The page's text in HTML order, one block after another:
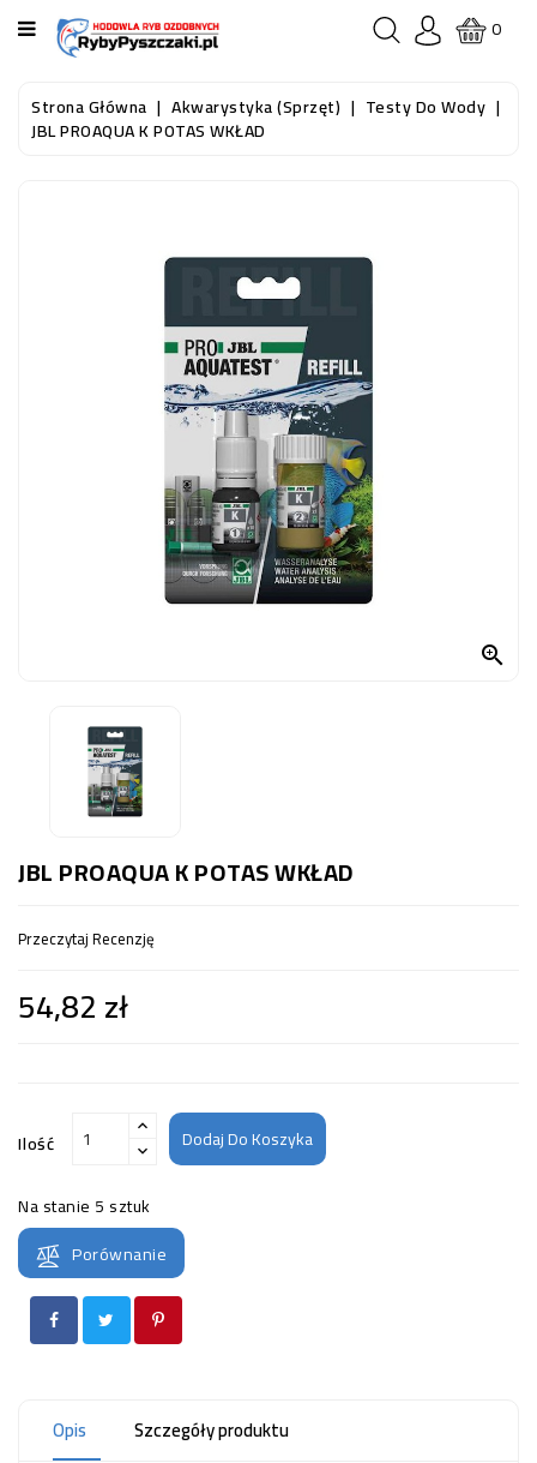
KATEGORIA
STRONA
GŁÓWNA
0
Strona Główna Akwarystyka (sprzęt) Testy Do Wody
JBL PROAQUA K POTAS WKŁAD

JBL PROAQUA K POTAS WKŁAD
Przeczytaj Recenzję
54,82 zł
Ilość Dodaj Do Koszyka
Na stanie 5 sztuk
Porównanie
Opis Szczegóły produktu